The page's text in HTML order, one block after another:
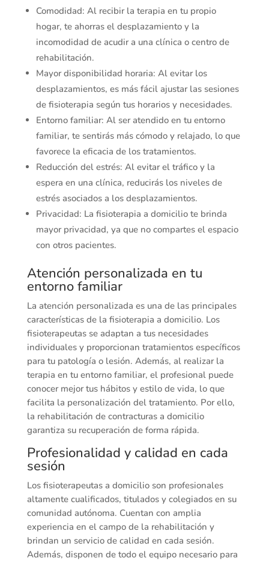
Comodidad: Al recibir la terapia en tu propio
hogar, te ahorras el desplazamiento y la
incomodidad de acudir a una clínica o centro de
rehabilitación.
Mayor disponibilidad horaria: Al evitar los
desplazamientos, es más fácil ajustar las sesiones
de fisioterapia según tus horarios y necesidades.
Entorno familiar: Al ser atendido en tu entorno
familiar, te sentirás más cómodo y relajado, lo que
favorece la eficacia de los tratamientos.
Reducción del estrés: Al evitar el tráfico y la
espera en una clínica, reducirás los niveles de
estrés asociados a los desplazamientos.
Privacidad: La fisioterapia a domicilio te brinda
mayor privacidad, ya que no compartes el espacio
con otros pacientes.
Atención personalizada en tu
entorno familiar
La atención personalizada es una de las principales
características de la fisioterapia a domicilio. Los
fisioterapeutas se adaptan a tus necesidades
individuales y proporcionan tratamientos específicos
para tu patología o lesión. Además, al realizar la
terapia en tu entorno familiar, el profesional puede
conocer mejor tus hábitos y estilo de vida, lo que
facilita la personalización del tratamiento. Por ello,
la rehabilitación de contracturas a domicilio
garantiza su recuperación de forma rápida.
Profesionalidad y calidad en cada
sesión
Los fisioterapeutas a domicilio son profesionales
altamente cualificados, titulados y colegiados en su
comunidad autónoma. Cuentan con amplia
experiencia en el campo de la rehabilitación y
brindan un servicio de calidad en cada sesión.
Además, disponen de todo el equipo necesario para